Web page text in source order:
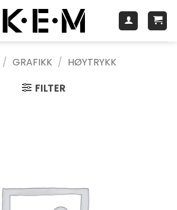
/ GRAFIKK / HØYTRYKK
FILTER